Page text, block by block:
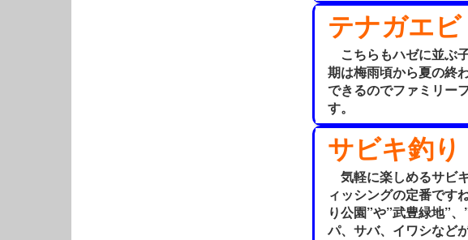
テナガエビ
こちらもハゼに並ぶ
期は梅雨頃から夏の終
できるのでファミリー
す。
サビキ釣り
気軽に楽しめるサビ
ィッシングの定番です
り公園”や”武豊緑地”
パ、サバ、イワシなど